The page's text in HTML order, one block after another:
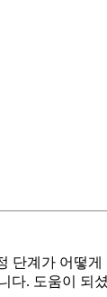
단계가 어떻
다. 도움이 되